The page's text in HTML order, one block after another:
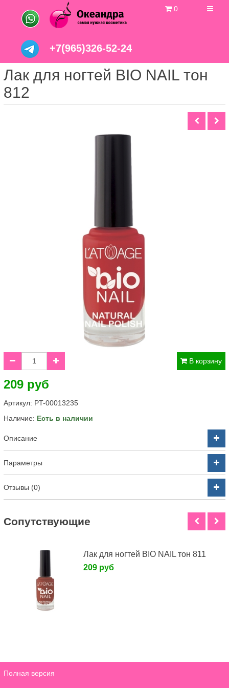
+7(965)326-52-24
0
Лак для ногтей BIO NAIL тон
812
В корзину
209 руб
Артикул: PT-00013235
Наличие: Есть в наличии
Описание
Параметры
Отзывы (0)
Cопутствующие
Лак для ногтей BIO NAIL тон 811
209 руб
Полная версия